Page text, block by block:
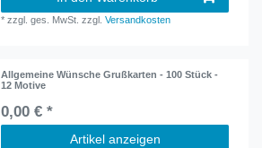
*zzgl. ges. MwSt. zzgl.Versandkosten
Allgemeine Wünsche Grußkarten - 100 Stück -
12 Motive
0,00 € *
Artikel anzeigen